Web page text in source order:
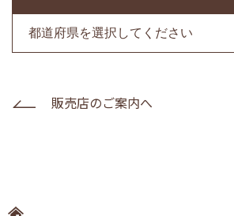
販売店のご案内へ